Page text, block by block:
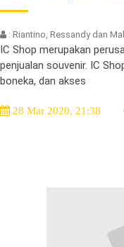
: Riantino, Ressandy dan
IC Shop merupakan
penjualan souvenir. IC
boneka, dan akses
28 Mar 2020, 21:38